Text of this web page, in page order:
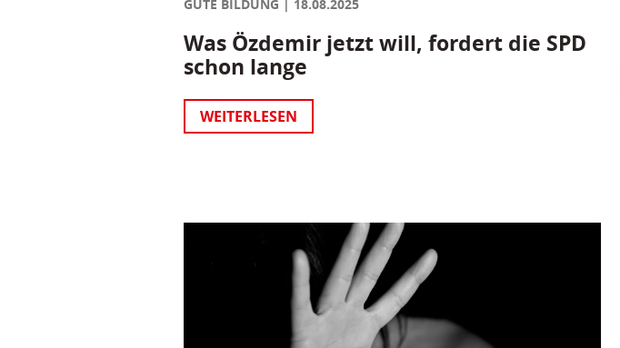
GUTE BILDUNG 18.08.2025
Was Özdemir jetzt will, fordert die SPD
schon lange
WEITERLESEN